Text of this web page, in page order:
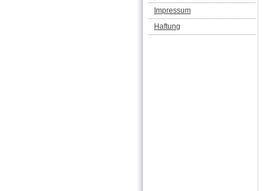
Impressum
Haftung